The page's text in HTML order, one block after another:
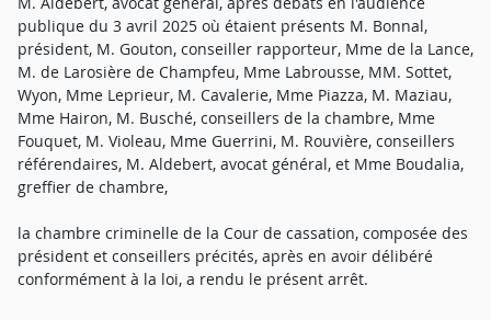
publique du 3 avril 2025 où étaient présents M. Bonnal,
président, M. Gouton, conseiller rapporteur, Mme de la Lance,
M. de Larosière de Champfeu, Mme Labrousse, MM. Sottet,
Wyon, Mme Leprieur, M. Cavalerie, Mme Piazza, M. Maziau,
Mme Hairon, M. Busché, conseillers de la chambre, Mme
Fouquet, M. Violeau, Mme Guerrini, M. Rouvière, conseillers
référendaires, M. Aldebert, avocat général, et Mme Boudalia,
greffier de chambre,
la chambre criminelle de la Cour de cassation, composée des
président et conseillers précités, après en avoir délibéré
conformément à la loi, a rendu le présent arrêt.